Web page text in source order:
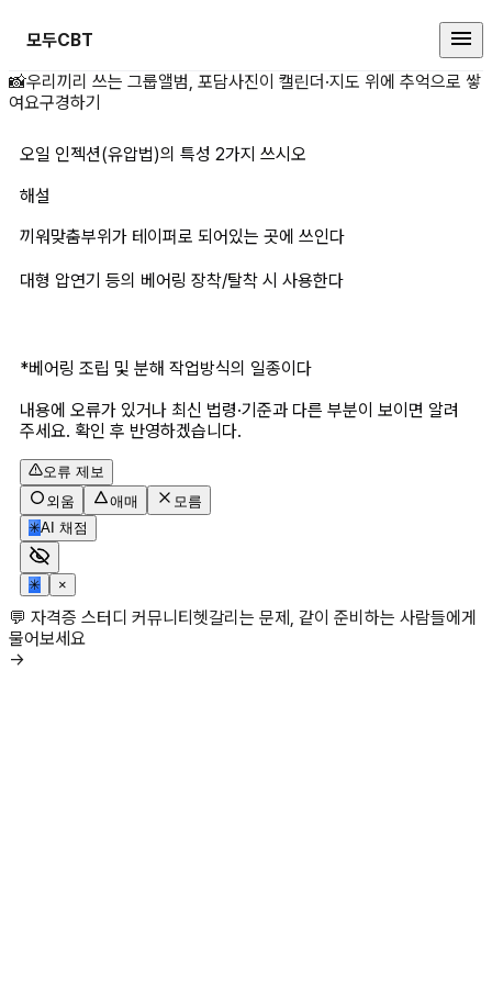
모두CBT
오일 인젝션(유압법)의 특성 2가지
📸우리끼리 쓰는 그룹앨범, 포담사진이 캘린더·지도 위에 추억으로 쌓
여요구경하기
오일 인젝션(유압법)의 특성 2가지 쓰시오
해설
끼워맞춤부위가 테이퍼로 되어있는 곳에 쓰인다
대형 압연기 등의 베어링 장착/탈착 시 사용한다
*베어링 조립 및 분해 작업방식의 일종이다
내용에 오류가 있거나 최신 법령·기준과 다른 부분이 보이면 알려
주세요. 확인 후 반영하겠습니다.
오류 제보
외움
애매
모름
✳AI 채점
✳ ×
💬 자격증 스터디 커뮤니티헷갈리는 문제, 같이 준비하는 사람들에게
물어보세요
→